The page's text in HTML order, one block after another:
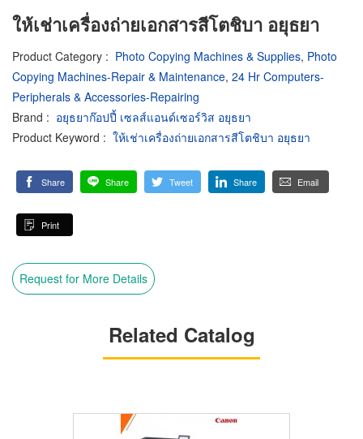
ให้เช่าเครื่องถ่ายเอกสารสีโตชิบา อยุธยา
Product Category : Photo Copying Machines & Supplies, Photo
Copying Machines-Repair & Maintenance, 24 Hr Computers-
Peripherals & Accessories-Repairing
Brand : อยุธยาก๊อปปี้ เซลส์แอนด์เซอร์วิส อยุธยา
Product Keyword : ให้เช่าเครื่องถ่ายเอกสารสีโตชิบา อยุธยา
Share Share Tweet Share Email
Print
Request for More Details
Related Catalog